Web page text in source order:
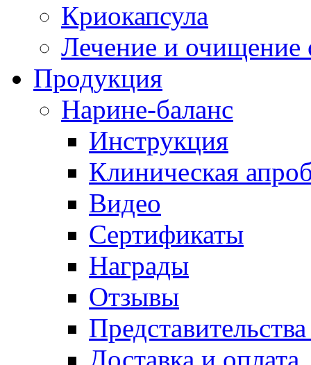
Криокапсула
Лечение и очищение
Продукция
Нарине-баланс
Инструкция
Клиническая
Видео
Сертификаты
Награды
Отзывы